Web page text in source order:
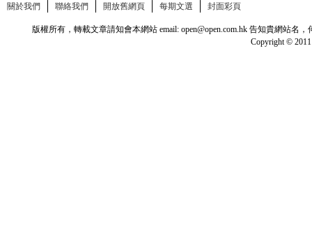
關於我們 聯絡我們 開放舊網頁 每期文選 封面彩頁
版權所有，轉載文章請知會本網站 email: open@open.com.hk 告知貴網站
Copyright © 2011